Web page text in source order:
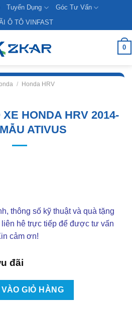
Tuyển Dụng
Góc Tư Vấn
Ô TÔ VINFAST
0
/ Honda HRV
HONDA HRV 2014-
ATIVUS
thông số kỹ thuật và quà tặng
hê trực tiếp để được tư vấn
cảm ơn!
đãi
2014-2017 Mẫu ATIVUS số lượng
GIỎ HÀNG